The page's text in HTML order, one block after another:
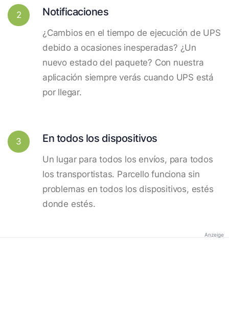
2 Notificaciones
¿Cambios en el tiempo de ejecución de UPS
debido a ocasiones inesperadas? ¿Un
nuevo estado del paquete? Con nuestra
aplicación siempre verás cuando UPS está
por llegar.
3 En todos los dispositivos
Un lugar para todos los envíos, para todos
los transportistas. Parcello funciona sin
problemas en todos los dispositivos, estés
donde estés.
Anzeige